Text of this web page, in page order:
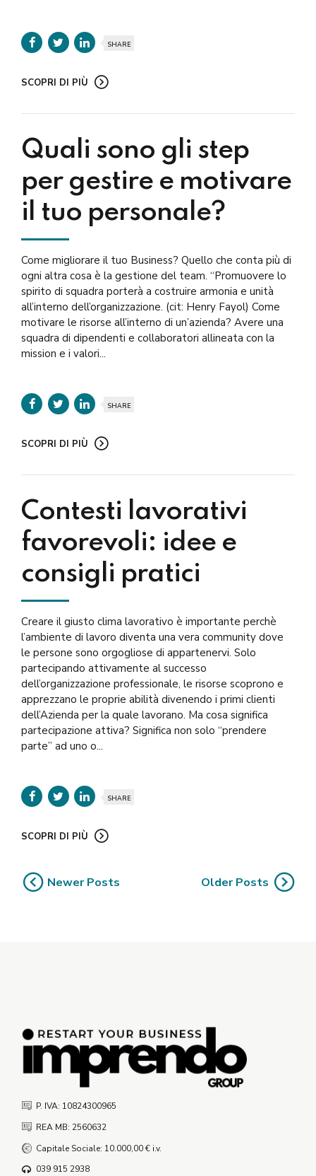
SHARE
SCOPRI DI PIÙ
Quali sono gli step
per gestire e motivare
il tuo personale?
Come migliorare il tuo Business? Quello che conta più di
ogni altra cosa è la gestione del team. “Promuovere lo
spirito di squadra porterà a costruire armonia e unità
all’interno dell’organizzazione. (cit: Henry Fayol) Come
motivare le risorse all’interno di un’azienda? Avere una
squadra di dipendenti e collaboratori allineata con la
mission e i valori...
SHARE
SCOPRI DI PIÙ
Contesti lavorativi
favorevoli: idee e
consigli pratici
Creare il giusto clima lavorativo è importante perchè
l’ambiente di lavoro diventa una vera community dove
le persone sono orgogliose di appartenervi. Solo
partecipando attivamente al successo
dell’organizzazione professionale, le risorse scoprono e
apprezzano le proprie abilità divenendo i primi clienti
dell’Azienda per la quale lavorano. Ma cosa significa
partecipazione attiva? Significa non solo “prendere
parte” ad uno o...
SHARE
SCOPRI DI PIÙ
Newer Posts Older Posts
P. IVA: 10824300965
REA MB: 2560632
Capitale Sociale: 10.000,00 € i.v.
039 915 2938